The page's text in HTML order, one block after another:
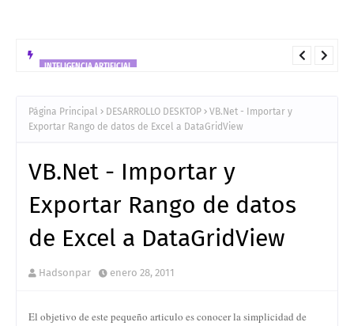
Página Principal DESARROLLO DESKTOP
VB.Net - Importar y
Exportar Rango de datos de Excel a DataGridView
VB.Net - Importar y
Exportar Rango de datos
de Excel a DataGridView
Hadsonpar enero 28, 2011
El objetivo de este pequeño articulo es conocer la simplicidad de